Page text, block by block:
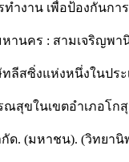
ทำงาน เพื่อป้องกั
หานคร : สามเจริญพา
ทลีสซิ่งแห่งหนึ่งใน
ณสุขในเขตอำเภ
กัด. (มหาชน). (วิท